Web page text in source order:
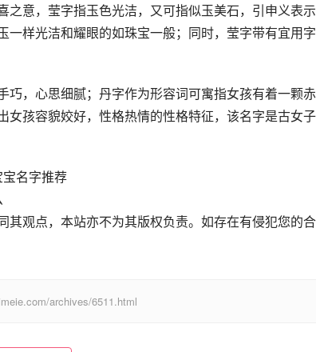
之意，莹字指玉色光洁，又可指似玉美石，引申义表
样光洁和耀眼的如珠宝一般；同时，莹字带有宜用
巧，心思细腻；丹字作为形容词可寓指女孩有着一颗
孩容貌姣好，性格热情的性格特征，该名字是古女
宝名字推荐
观点，本站亦不为其版权负责。如存在有侵犯您的
archives/6511.html